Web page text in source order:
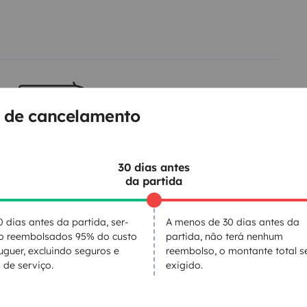
de cancelamento
dias antes da partida, ser-
reembolsados 95% do custo
excluindo seguros e
de serviço.
30 dias antes
da partida
A menos de 30 dias antes da
partida, não terá nenhum
reembolso, o montante total
exigido.
Sanita
Frigorífico
Máquina de café